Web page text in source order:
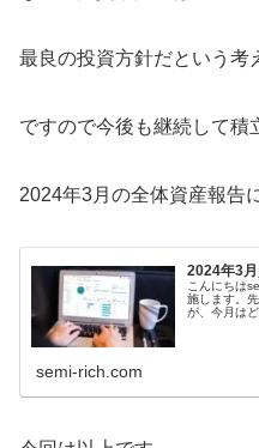
最良の投資方針だという考
ですので今後も継続して積
2024年3月の全体資産報告
2024年3
こんにちは
施します。
が、今月は
semi-rich.com